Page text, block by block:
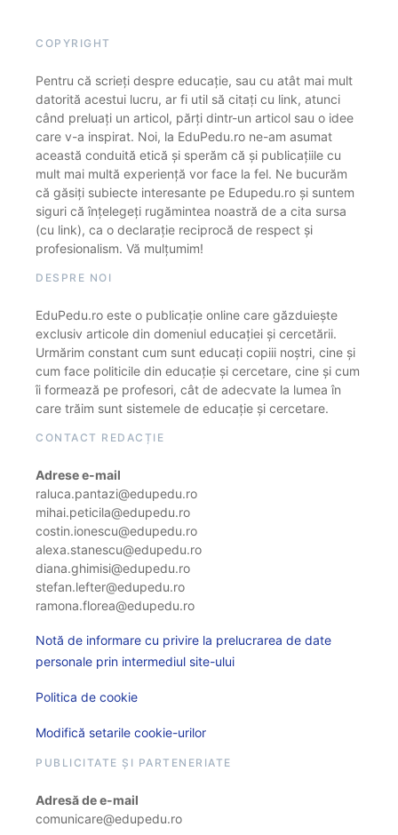
COPYRIGHT
Pentru că scrieți despre educație, sau cu atât mai mult
datorită acestui lucru, ar fi util să citați cu link, atunci
când preluați un articol, părți dintr-un articol sau o idee
care v-a inspirat. Noi, la EduPedu.ro ne-am asumat
această conduită etică și sperăm că și publicațiile cu
mult mai multă experiență vor face la fel. Ne bucurăm
că găsiți subiecte interesante pe Edupedu.ro și suntem
siguri că înțelegeți rugămintea noastră de a cita sursa
(cu link), ca o declarație reciprocă de respect și
profesionalism. Vă mulțumim!
DESPRE NOI
EduPedu.ro este o publicație online care găzduiește
exclusiv articole din domeniul educației și cercetării.
Urmărim constant cum sunt educați copiii noștri, cine și
cum face politicile din educație și cercetare, cine și cum
îi formează pe profesori, cât de adecvate la lumea în
care trăim sunt sistemele de educație și cercetare.
CONTACT REDACȚIE
Adrese e-mail
raluca.pantazi@edupedu.ro
mihai.peticila@edupedu.ro
costin.ionescu@edupedu.ro
alexa.stanescu@edupedu.ro
diana.ghimisi@edupedu.ro
stefan.lefter@edupedu.ro
ramona.florea@edupedu.ro
Notă de informare cu privire la prelucrarea de date
personale prin intermediul site-ului
Politica de cookie
Modifică setarile cookie-urilor
PUBLICITATE ȘI PARTENERIATE
Adresă de e-mail
comunicare@edupedu.ro